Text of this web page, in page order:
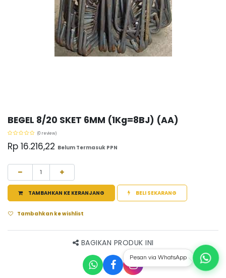
BEGEL 8/20 SKET 6MM (1Kg=8BJ) (AA)
(0 review)
Rp 16.216,22 Belum Termasuk PPN
TAMBAHKAN KE KERANJANG BELI SEKARANG
Tambahkan ke wishlist
BAGIKAN PRODUK INI
Pesan via WhatsApp